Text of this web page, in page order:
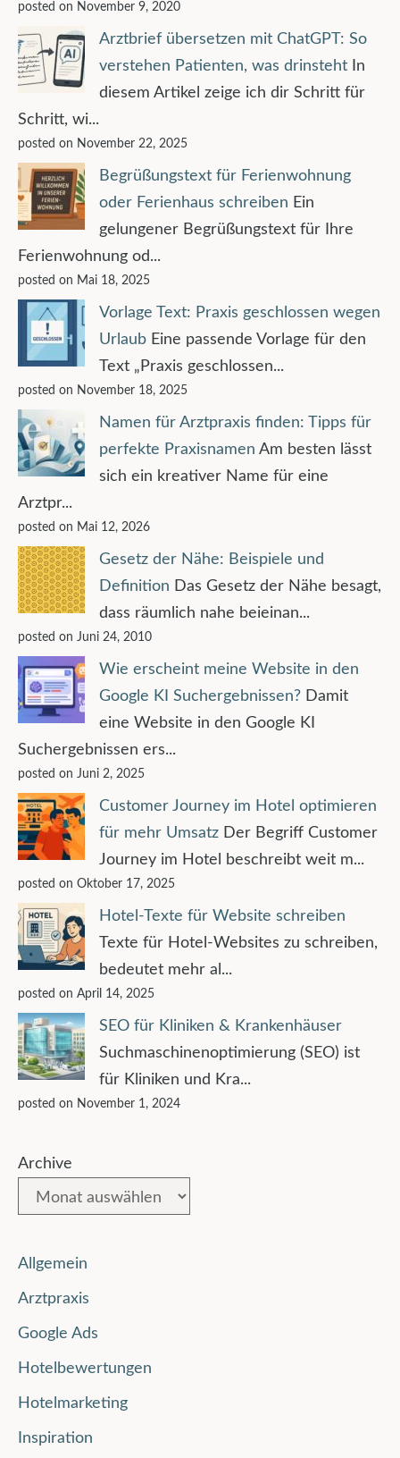
posted on November 9, 2020
Arztbrief übersetzen mit ChatGPT: So
verstehen Patienten, was drinsteht
In
diesem Artikel zeige ich dir Schritt für
Schritt, wi...
posted on November 22, 2025
Begrüßungstext für Ferienwohnung
oder Ferienhaus schreiben Ein
gelungener Begrüßungstext für Ihre
Ferienwohnung od...
posted on Mai 18, 2025
Vorlage Text: Praxis geschlossen wegen
Urlaub Eine passende Vorlage für den
Text „Praxis geschlossen...
posted on November 18, 2025
Namen für Arztpraxis finden: Tipps für
perfekte Praxisnamen Am besten lässt
sich ein kreativer Name für eine
Arztpr...
posted on Mai 12, 2026
Gesetz der Nähe: Beispiele und
Definition Das Gesetz der Nähe besagt,
dass räumlich nahe beieinan...
posted on Juni 24, 2010
Wie erscheint meine Website in den
Google KI Suchergebnissen? Damit
eine Website in den Google KI
Suchergebnissen ers...
posted on Juni 2, 2025
Customer Journey im Hotel optimieren
für mehr Umsatz Der Begriff Customer
Journey im Hotel beschreibt weit m...
posted on Oktober 17, 2025
Hotel-Texte für Website schreiben
Texte für Hotel-Websites zu schreiben,
bedeutet mehr al...
posted on April 14, 2025
SEO für Kliniken & Krankenhäuser
Suchmaschinenoptimierung (SEO) ist
für Kliniken und Kra...
posted on November 1, 2024
Archive
Allgemein
Arztpraxis
Google Ads
Hotelbewertungen
Hotelmarketing
Inspiration